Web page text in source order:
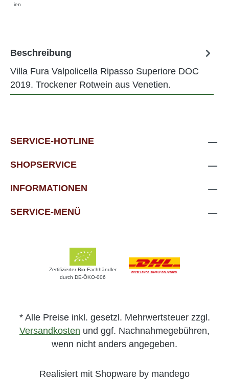
ien
Beschreibung
Villa Fura Valpolicella Ripasso Superiore DOC
2019. Trockener Rotwein aus Venetien.
SERVICE-HOTLINE
SHOPSERVICE
INFORMATIONEN
SERVICE-MENÜ
Zertifizierter Bio-Fachhändler
durch DE-ÖKO-006
* Alle Preise inkl. gesetzl. Mehrwertsteuer zzgl.
Versandkosten und ggf. Nachnahmegebühren,
wenn nicht anders angegeben.
Realisiert mit Shopware by mandego